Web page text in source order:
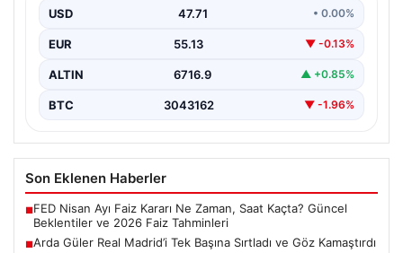
mücadelesinde, Real Madrid takımı Ferencvaros ile
karşı karşıya geldi.…
USD 47.71 • 0.00%
EUR 55.13 ▼ -0.13%
ALTIN 6716.9 ▲ +0.85%
BTC 3043162 ▼ -1.96%
Son Eklenen Haberler
■FED Nisan Ayı Faiz Kararı Ne Zaman, Saat Kaçta? Güncel
Beklentiler ve 2026 Faiz Tahminleri
■Arda Güler Real Madrid’i Tek Başına Sırtladı ve Göz Kamaştırdı